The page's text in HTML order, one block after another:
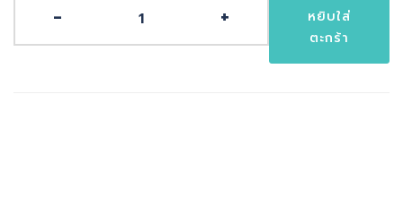
-
Facilitative
Coaching
+
หยิบใส่
ตะกร้า